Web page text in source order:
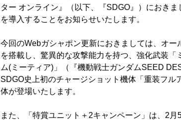
ター オンライン』（以下、『SDGO』）におき
を導入することをお知らせいたします。
今回のWebガシャポン更新におきましては、オ
を搭載し、驚異的な攻撃能力を持つ、強化武装
ム(ミーティア)」（『機動戦士ガンダムSEED
SDGO史上初のチャージショット機体「重装フ
体が登場いたします。
また、「特賞ユニット＋2キャンペーン」は、2